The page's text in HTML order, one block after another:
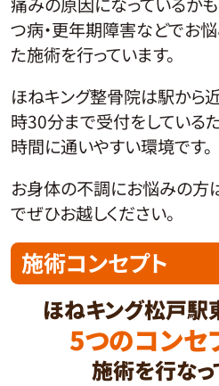
つ病・更年期障害などでお
た施術を行っています。
ほねキング整骨院は駅から
時30分まで受付をしている
時間に通いやすい環境です。
お身体の不調にお悩みの方
でぜひお越しください。
施術コンセプト
ほねキング松戸
5つのコンセ
施術を行なっ